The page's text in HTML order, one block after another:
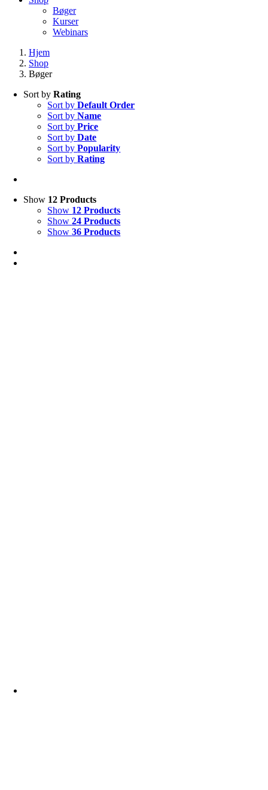
Bøger
Kurser
Webinars
Hjem
Shop
Bøger
Sort byRating
Sort byDefault Order
Sort byName
Sort byPrice
Sort byDate
Sort byPopularity
Sort byRating
Show 12 Products
Show 12 Products
Show24 Products
Show36 Products